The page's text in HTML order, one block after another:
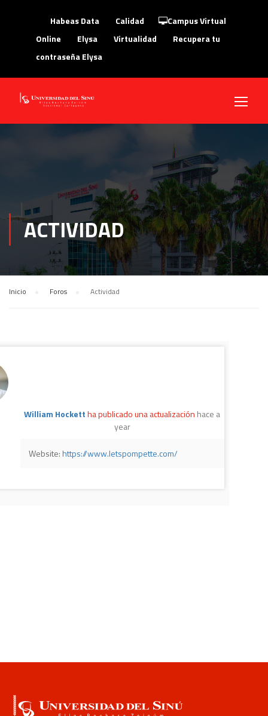
Campus Virtual
Habeas Data
Calidad
Online
Elysa Virtualidad
Recupera tu
contraseña Elysa
ACTIVIDAD
Inicio Foros Actividad
William Hockettha publicado una actualización hace a
year
Website:https://www.letspompette.com/